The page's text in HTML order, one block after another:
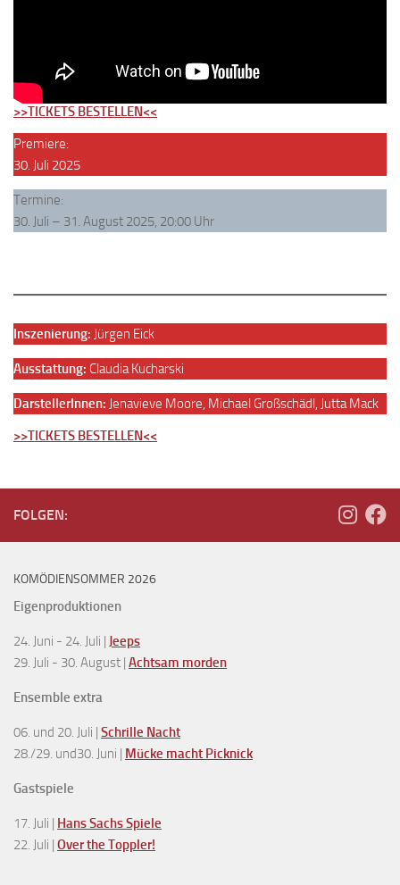
>>TICKETS BESTELLEN<<
Premiere:
30. Juli 2025
Termine:
30. Juli – 31. August 2025, 20:00 Uhr
Inszenierung: Jürgen Eick
Ausstattung: Claudia Kucharski
DarstellerInnen: Jenavieve Moore, Michael Großschädl, Jutta Mack
>>TICKETS BESTELLEN<<
FOLGEN:
KOMÖDIENSOMMER 2026
Eigenproduktionen
24. Juni - 24. Juli | Jeeps
29. Juli - 30. August | Achtsam morden
Ensemble extra
06. und 20. Juli | Schrille Nacht
28./29. und30. Juni | Mücke macht Picknick
Gastspiele
17. Juli | Hans Sachs Spiele
22. Juli | Over the Toppler!